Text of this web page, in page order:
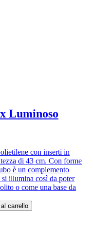
Luminoso
con inserti in
di 43 cm. Con forme
è un complemento
illumina così da poter
o come una base da
carrello